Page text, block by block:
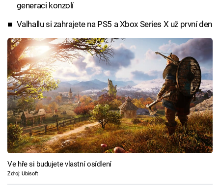
generaci konzolí
Valhallu si zahrajete na PS5 a Xbox Series X už první den
Ve hře si budujete vlastní osídlení
Zdroj: Ubisoft